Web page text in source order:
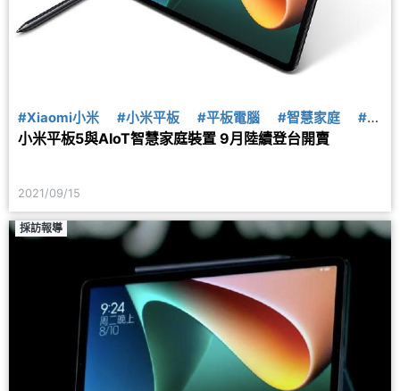
#Xiaomi小米 #小米平板 #平板電腦 #智慧家庭
#智
慧裝置
#小米手環6 #穿戴裝置 #智慧手環
小米平板5與AIoT智慧家庭裝置 9月陸續登台開賣
2021/09/15
採訪報導